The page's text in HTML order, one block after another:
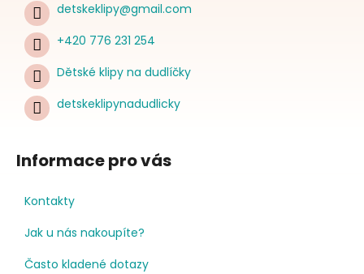
detskeklipy@gmail.com
+420 776 231 254
Dětské klipy na dudlíčky
detskeklipynadudlicky
Informace pro vás
Kontakty
Jak u nás nakoupíte?
Často kladené dotazy